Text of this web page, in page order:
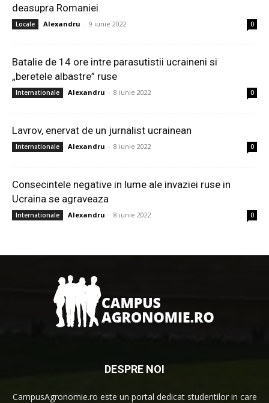
deasupra Romaniei
Locale Alexandru - 9 iunie 2022 0
Batalie de 14 ore intre parasutistii ucraineni si
„beretele albastre” ruse
Internationale Alexandru - 8 iunie 2022 0
Lavrov, enervat de un jurnalist ucrainean
Internationale Alexandru - 8 iunie 2022 0
Consecintele negative in lume ale invaziei ruse in
Ucraina se agraveaza
Internationale Alexandru - 8 iunie 2022 0
DESPRE NOI
CampusAgronomie.ro este un portal dedicat studentilor in care